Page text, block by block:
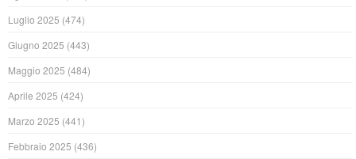
Luglio 2025 (474)
Giugno 2025 (443)
Maggio 2025 (484)
Aprile 2025 (424)
Marzo 2025 (441)
Febbraio 2025 (436)